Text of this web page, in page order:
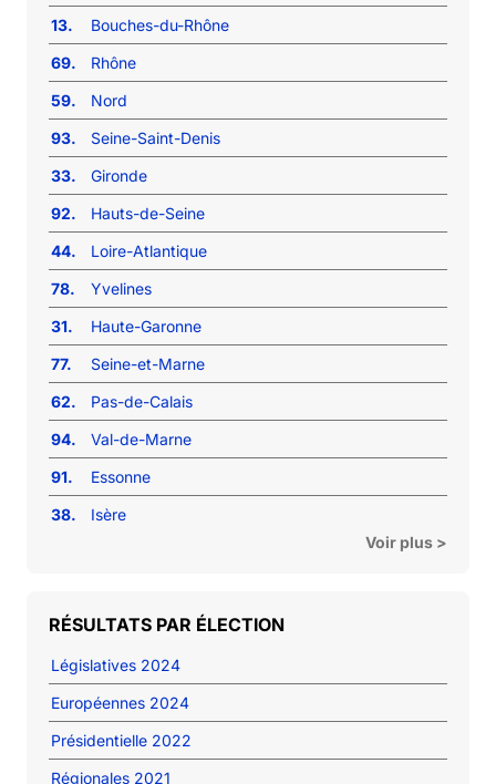
13.
Bouches-du-Rhône
69.
Rhône
59.
Nord
93.
Seine-Saint-Denis
33.
Gironde
92.
Hauts-de-Seine
44.
Loire-Atlantique
78.
Yvelines
31.
Haute-Garonne
77.
Seine-et-Marne
62.
Pas-de-Calais
94.
Val-de-Marne
91.
Essonne
38.
Isère
Voir plus >
RÉSULTATS PAR ÉLECTION
Législatives 2024
Européennes 2024
Présidentielle 2022
Régionales 2021